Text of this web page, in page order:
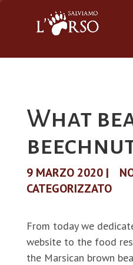
What
9 MARZO 2020|
CATEGORIZZATO
From today we
website to the food
the Marsican brown